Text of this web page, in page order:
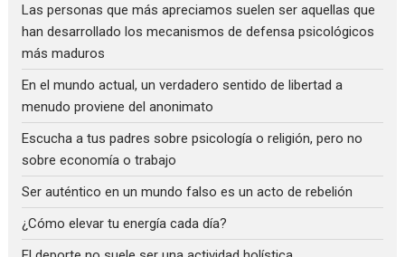
Las personas que más apreciamos suelen ser aquellas que
han desarrollado los mecanismos de defensa psicológicos
más maduros
En el mundo actual, un verdadero sentido de libertad a
menudo proviene del anonimato
Escucha a tus padres sobre psicología o religión, pero no
sobre economía o trabajo
Ser auténtico en un mundo falso es un acto de rebelión
¿Cómo elevar tu energía cada día?